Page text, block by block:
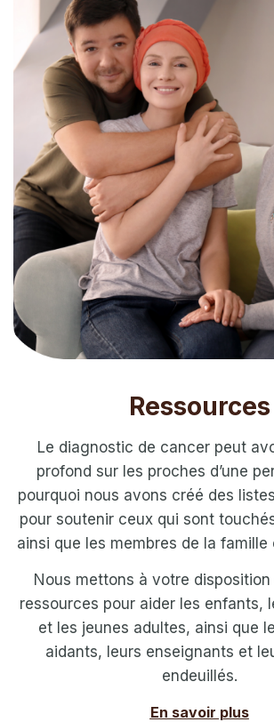
Ressources
Le diagnostic de cancer peut
profond sur les proches d’une
pourquoi nous avons créé des
pour soutenir ceux qui sont
ainsi que les membres de la famille
Nous mettons à votre
ressources pour aider les enfants,
et les jeunes adultes, ainsi que
aidants, leurs enseignants et
endeuillés.
En savoir plus